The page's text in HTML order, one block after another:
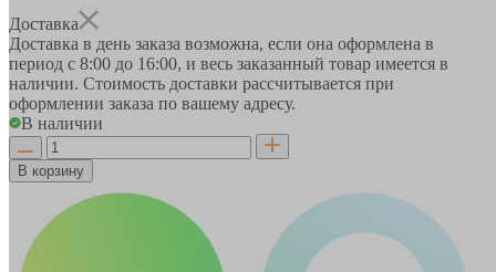
Доставка
Доставка в день заказа возможна, если она оформлена в
период с 8:00 до 16:00, и весь заказанный товар имеется в
наличии. Стоимость доставки рассчитывается при
оформлении заказа по вашему адресу.
В наличии
В корзину